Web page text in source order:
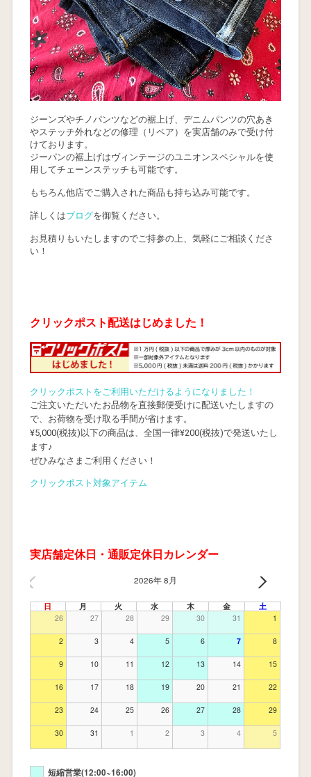
ジーンズやチノパンツなどの裾上げ、デニムパンツの穴あき
やステッチ外れなどの修理（リペア）を実店舗のみで受け付
けております。
ジーパンの裾上げはヴィンテージのユニオンスペシャルを使
用してチェーンステッチも可能です。
もちろん他店でご購入された商品も持ち込み可能です。
詳しくはブログを御覧ください。
お見積りもいたしますのでご持参の上、気軽にご相談くださ
い！
クリックポスト配送はじめました！
クリックポストをご利用いただけるようになりました！
ご注文いただいたお品物を直接郵便受けに配送いたしますの
で、お荷物を受け取る手間が省けます。
¥5,000(税抜)以下の商品は、全国一律¥200(税抜)で発送いたし
ます♪
ぜひみなさまご利用ください！
クリックポスト対象アイテム
実店舗定休日・通販定休日カレンダー
2026年 8月
日 月 火 水 木 金
土
26
27 28 29 30 31 1
2 3 4 5 6 7 8
9 10 11 12 13 14 15
16 17 18 19 20 21 22
23 24 25 26 27 28 29
30 31 1 2 3 4 5
短縮営業(12:00~16:00)